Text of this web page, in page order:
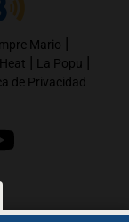
Mario |
| La Popu |
de Privacidad